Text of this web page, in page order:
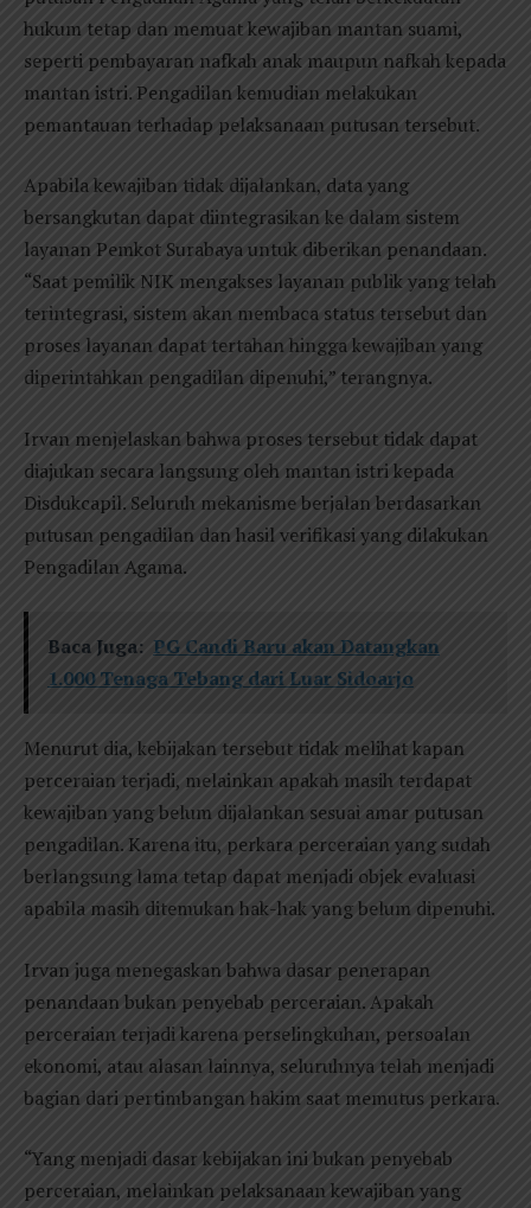
hukum tetap dan memuat kewajiban mantan suami,
seperti pembayaran nafkah anak maupun nafkah kepada
mantan istri. Pengadilan kemudian melakukan
pemantauan terhadap pelaksanaan putusan tersebut.
Apabila kewajiban tidak dijalankan, data yang
bersangkutan dapat diintegrasikan ke dalam sistem
layanan Pemkot Surabaya untuk diberikan penandaan.
“Saat pemilik NIK mengakses layanan publik yang telah
terintegrasi, sistem akan membaca status tersebut dan
proses layanan dapat tertahan hingga kewajiban yang
diperintahkan pengadilan dipenuhi,” terangnya.
Irvan menjelaskan bahwa proses tersebut tidak dapat
diajukan secara langsung oleh mantan istri kepada
Disdukcapil. Seluruh mekanisme berjalan berdasarkan
putusan pengadilan dan hasil verifikasi yang dilakukan
Pengadilan Agama.
Baca Juga: PG Candi Baru akan Datangkan
1.000 Tenaga Tebang dari Luar Sidoarjo
Menurut dia, kebijakan tersebut tidak melihat kapan
perceraian terjadi, melainkan apakah masih terdapat
kewajiban yang belum dijalankan sesuai amar putusan
pengadilan. Karena itu, perkara perceraian yang sudah
berlangsung lama tetap dapat menjadi objek evaluasi
apabila masih ditemukan hak-hak yang belum dipenuhi.
Irvan juga menegaskan bahwa dasar penerapan
penandaan bukan penyebab perceraian. Apakah
perceraian terjadi karena perselingkuhan, persoalan
ekonomi, atau alasan lainnya, seluruhnya telah menjadi
bagian dari pertimbangan hakim saat memutus perkara.
“Yang menjadi dasar kebijakan ini bukan penyebab
perceraian, melainkan pelaksanaan kewajiban yang